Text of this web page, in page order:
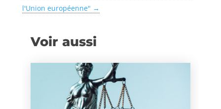
l'Union européenne" →
Voir aussi